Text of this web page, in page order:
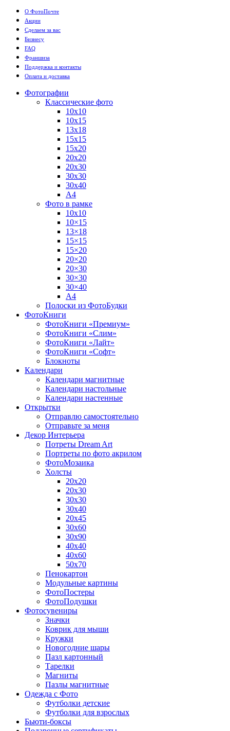
О ФотоПочте
Акции
Сделаем за вас
Бизнесу
FAQ
Франшиза
Поддержка и контакты
Оплата и доставка
Фотографии
Классические фото
10х10
10х15
13х18
15х15
15х20
20х20
20х30
30х30
30х40
А4
Фото в рамке
10х10
10×15
13×18
15×15
15×20
20×20
20×30
30×30
30×40
A4
Полоски из ФотоБудки
ФотоКниги
ФотоКниги «Премиум»
ФотоКниги «Слим»
ФотоКниги «Лайт»
ФотоКниги «Софт»
Блокноты
Календари
Календари магнитные
Календари настольные
Календари настенные
Открытки
Отправлю самостоятельно
Отправьте за меня
Декор Интерьера
Потреты Dream Art
Портреты по фото акрилом
ФотоМозаика
Холсты
20х20
20х30
30х30
30х40
20х45
30х60
30х90
40х40
40х60
50х70
Пенокартон
Модульные картины
ФотоПостеры
ФотоПодушки
Фотоcувениры
Значки
Коврик для мыши
Кружки
Новогодние шары
Пазл картонный
Тарелки
Магниты
Пазлы магнитные
Одежда с Фото
Футболки детские
Футболки для взрослых
Бьюти-боксы